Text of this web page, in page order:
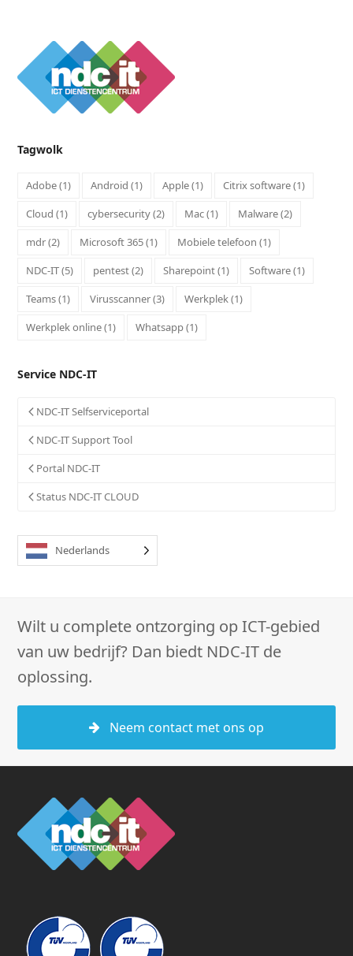
Tagwolk
Adobe(1) Android (1) Apple(1) Citrix software(1)
Cloud (1) cybersecurity(2) Mac(1) Malware(2)
mdr(2) Microsoft 365(1) Mobiele telefoon (1)
NDC-IT(5) pentest(2) Sharepoint(1) Software(1)
Teams(1) Virusscanner(3) Werkplek(1)
Werkplek online(1) Whatsapp(1)
Service NDC-IT
NDC-IT Selfserviceportal
NDC-IT Support Tool
Portal NDC-IT
Status NDC-IT CLOUD
Nederlands
Wilt u complete ontzorging op ICT-gebied
van uw bedrijf? Dan biedt NDC-IT de
oplossing.
Neem contact met ons op